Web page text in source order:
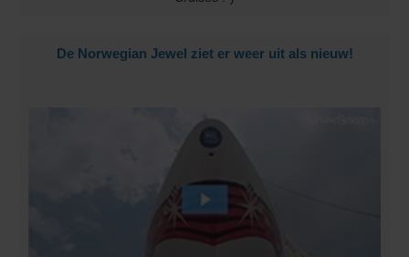
De Norwegian Jewel ziet er weer uit als nieuw!